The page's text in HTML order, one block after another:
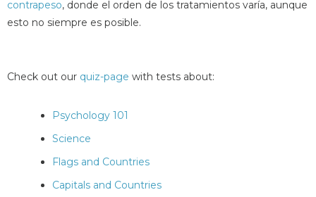
contrapeso, donde el orden de los tratamientos varía, aunque
esto no siempre es posible.
Check out our quiz-page with tests about:
Psychology 101
Science
Flags and Countries
Capitals and Countries